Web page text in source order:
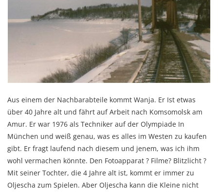
Aus einem der Nachbarabteile kommt Wanja. Er Ist etwas
über 40 Jahre alt und fährt auf Arbeit nach Komsomolsk am
Amur. Er war 1976 als Techniker auf der Olympiade In
München und weiß genau, was es alles im Westen zu kaufen
gibt. Er fragt laufend nach diesem und jenem, was ich ihm
wohl vermachen könnte. Den Fotoapparat ? Filme? Blitzlicht ?
Mit seiner Tochter, die 4 Jahre alt ist, kommt er immer zu
Oljescha zum Spielen. Aber Oljescha kann die Kleine nicht